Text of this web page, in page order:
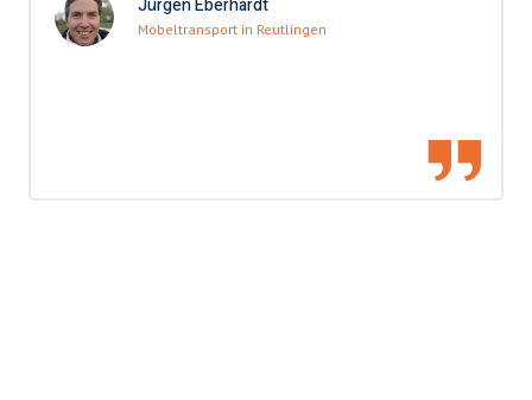
Jürgen Eberhardt
Möbeltransport in Reutlingen